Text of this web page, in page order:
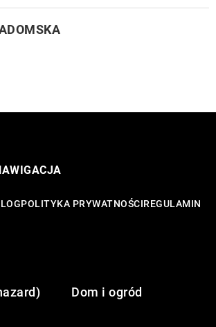
POLITYKA PRYWATNOŚCIREGULAMIN
Dom i ogród